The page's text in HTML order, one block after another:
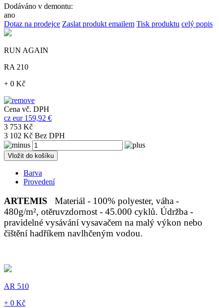
Dodáváno v demontu:
ano
Dotaz na prodejce Zaslat produkt emailem Tisk produktu celý popis
RUN AGAIN
RA 210
+ 0 Kč
Cena vč. DPH
cz eur 159,92 €
3 753 Kč
3 102 Kč Bez DPH
Vložit do košíku
Barva
Provedení
ARTEMIS
Materiál - 100% polyester, váha -
480g/m², otěruvzdornost - 45.000 cyklů. Údržba -
pravidelné vysávání vysavačem na malý výkon nebo
čištění hadříkem navlhčeným vodou.
AR 510
+ 0 Kč